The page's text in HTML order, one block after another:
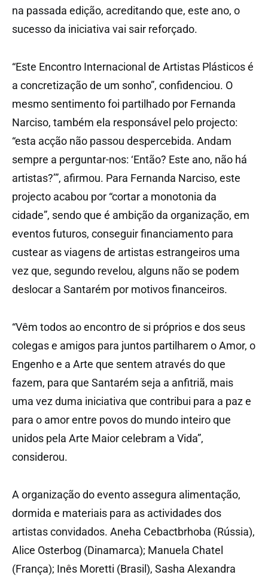
na passada edição, acreditando que, este ano, o
sucesso da iniciativa vai sair reforçado.
“Este Encontro Internacional de Artistas Plásticos é
a concretização de um sonho”, confidenciou. O
mesmo sentimento foi partilhado por Fernanda
Narciso, também ela responsável pelo projecto:
“esta acção não passou despercebida. Andam
sempre a perguntar-nos: ‘Então? Este ano, não há
artistas?’”, afirmou. Para Fernanda Narciso, este
projecto acabou por “cortar a monotonia da
cidade”, sendo que é ambição da organização, em
eventos futuros, conseguir financiamento para
custear as viagens de artistas estrangeiros uma
vez que, segundo revelou, alguns não se podem
deslocar a Santarém por motivos financeiros.
“Vêm todos ao encontro de si próprios e dos seus
colegas e amigos para juntos partilharem o Amor, o
Engenho e a Arte que sentem através do que
fazem, para que Santarém seja a anfitriã, mais
uma vez duma iniciativa que contribui para a paz e
para o amor entre povos do mundo inteiro que
unidos pela Arte Maior celebram a Vida”,
considerou.
A organização do evento assegura alimentação,
dormida e materiais para as actividades dos
artistas convidados. Aneha Cebactbrhoba (Rússia),
Alice Osterbog (Dinamarca); Manuela Chatel
(França); Inês Moretti (Brasil), Sasha Alexandra